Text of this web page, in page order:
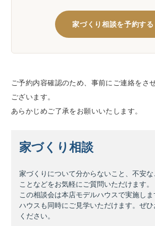
家づくり相談を予約する
ご予約内容確認のため、事前にご連絡をさ
ございます。
あらかじめご了承をお願いいたします。